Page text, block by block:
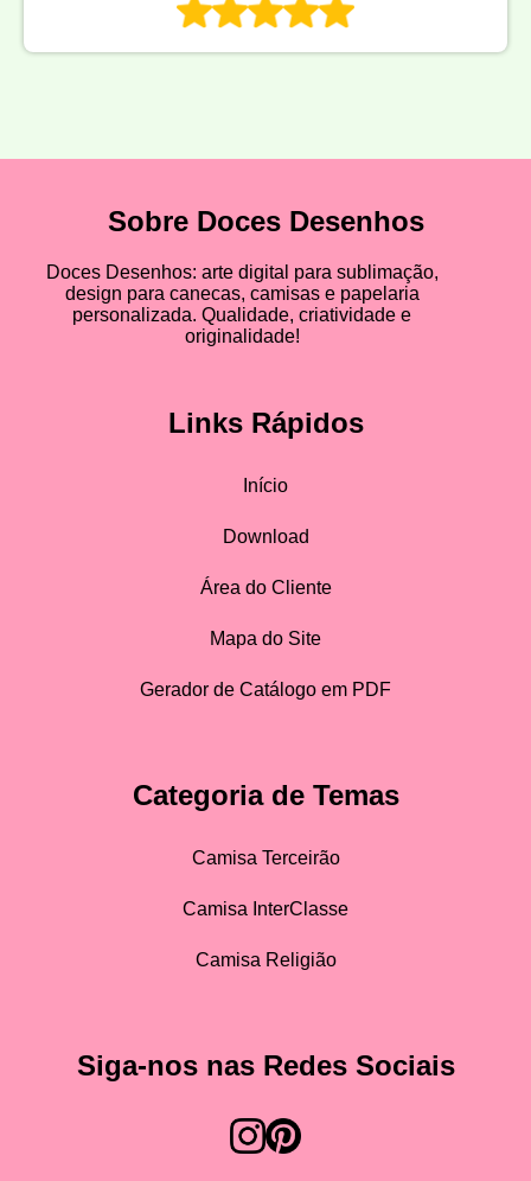
Sobre Doces Desenhos
Doces Desenhos: arte digital para sublimação,
design para canecas, camisas e papelaria
personalizada. Qualidade, criatividade e
originalidade!
Links Rápidos
Início
Download
Área do Cliente
Mapa do Site
Gerador de Catálogo em PDF
Categoria de Temas
Camisa Terceirão
Camisa InterClasse
Camisa Religião
Siga-nos nas Redes Sociais